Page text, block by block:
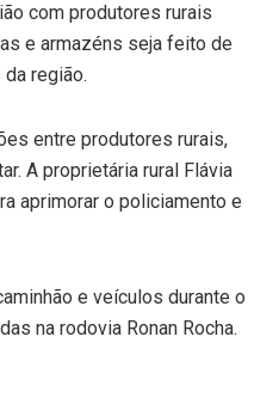
com produtores rurais
e armazéns seja feito de
região.
entre produtores rurais,
A proprietária rural Flávia
aprimorar o policiamento e
e veículos durante o
na rodovia Ronan Rocha.